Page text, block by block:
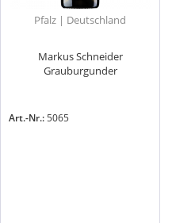
Pfalz | Deutschland
Markus Schneider
Grauburgunder
Art.-Nr.:5065